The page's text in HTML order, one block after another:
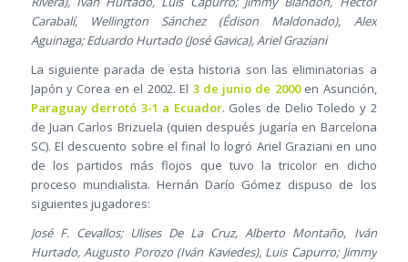
Carabalí, Wellington Sánchez (Édison Maldonado), Alex
Aguinaga; Eduardo Hurtado (José Gavica), Ariel Graziani
La siguiente parada de esta historia son las eliminatorias a
Japón y Corea en el 2002. El 3 de junio de 2000en Asunción,
Paraguay derrotó 3-1 a Ecuador. Goles de Delio Toledo y 2
de Juan Carlos Brizuela (quien después jugaría en Barcelona
SC). El descuento sobre el final lo logró Ariel Graziani en uno
de los partidos más flojos que tuvo la tricolor en dicho
proceso mundialista. Hernán Darío Gómez dispuso de los
siguientes jugadores:
José F. Cevallos; Ulises De La Cruz, Alberto Montaño, Iván
Hurtado, Augusto Porozo (Iván Kaviedes), Luis Capurro; Jimmy